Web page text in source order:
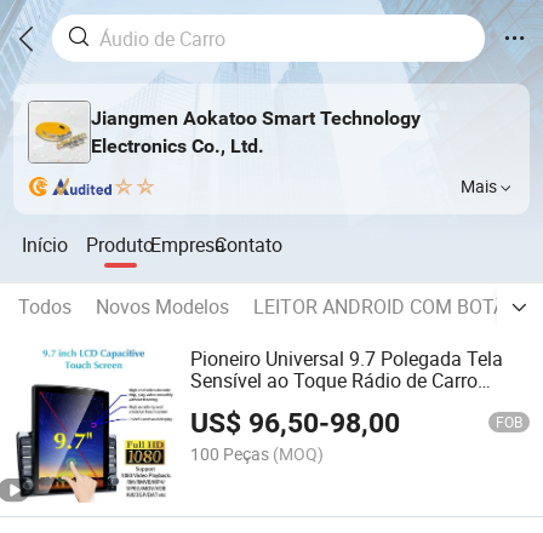
Jiangmen Aokatoo Smart Technology
Electronics Co., Ltd.
Mais
Início ProdutoEmpresaContato
Todos Novos Modelos
LEITOR ANDROID COM BOTÃO
Pioneiro Universal 9.7 Polegada Tela
Sensível ao Toque Rádio de Carro
Android Auto Suportado 1DIN
Navegação GPS
US$ 96,50-98,00 FOB
100 Peças (MOQ)